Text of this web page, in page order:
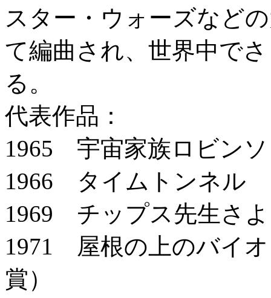
スター・ウォーズなど
て編曲され、世界中で
る。
代表作品：
1965 宇宙家族ロビン
1966 タイムトンネル
1969 チップス先生さ
1971 屋根の上のバイ
賞）